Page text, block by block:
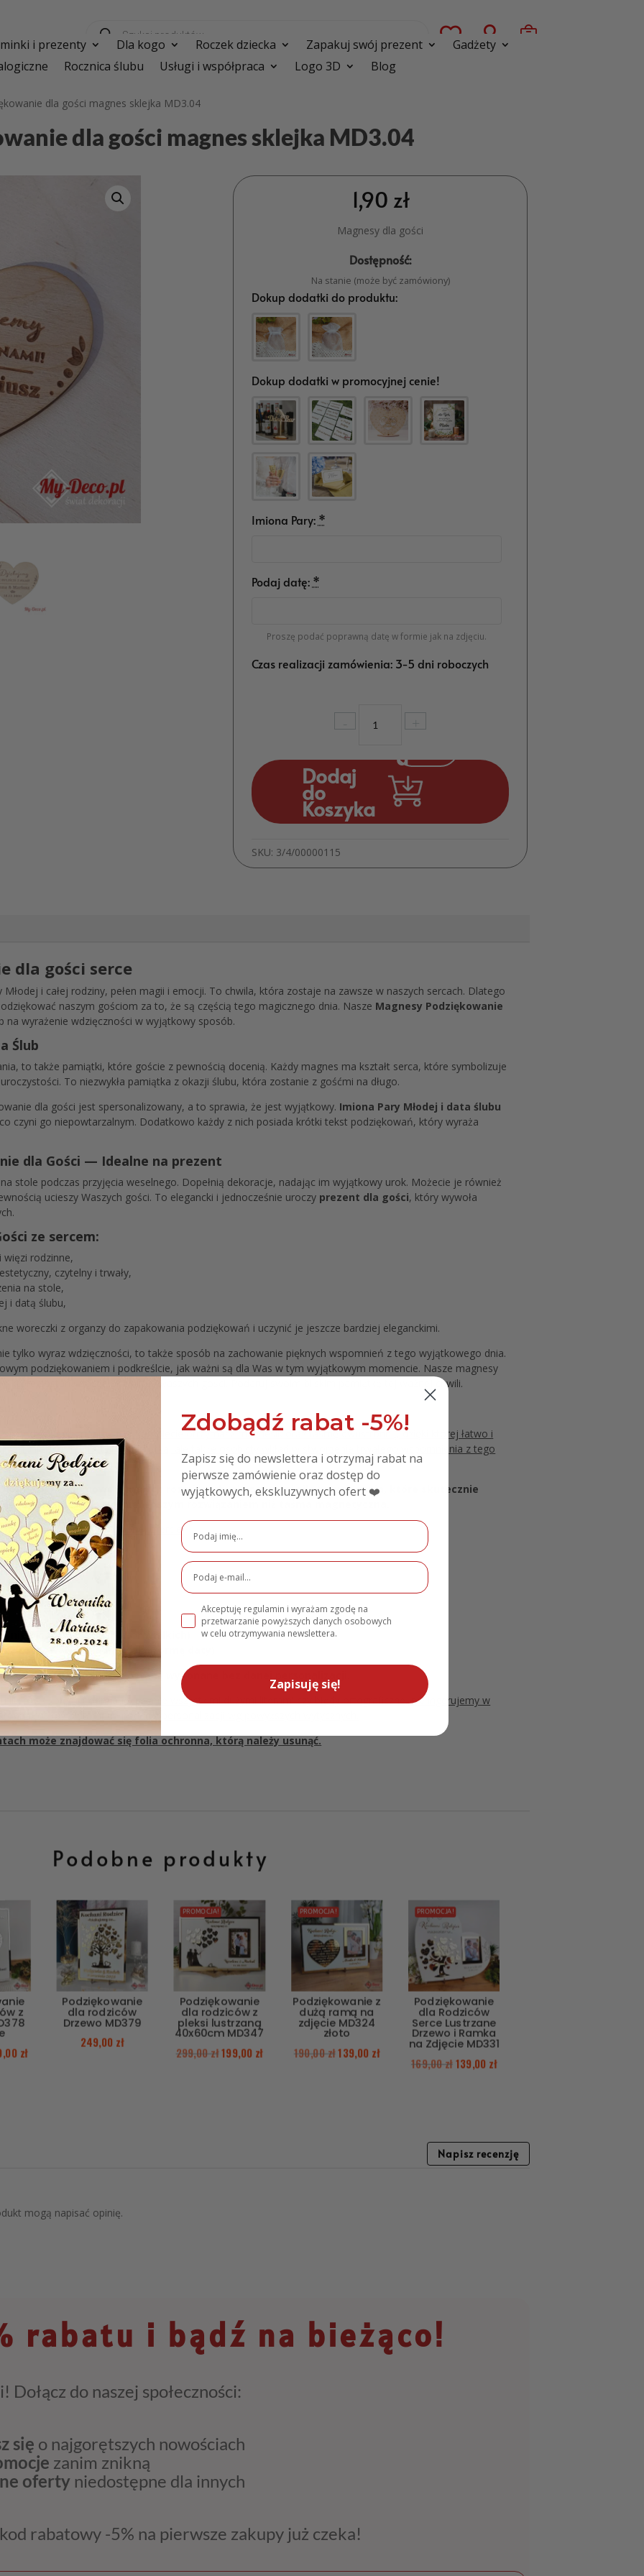
produktów   
i prezenty Dla kogo Roczek dziecka Zapakuj swój prezent
Gadżety
Rocznica ślubu Usługi i współpraca Logo 3D Blog
dla gości magnes sklejka MD3.04
dla gości magnes sklejka MD3.04
1,90 zł
Magnesy dla gości
Dostępność:
Na stanie (może być zamówiony)
Dokup dodatki do produktu:
Dokup dodatki w promocyjnej cenie!
Imiona Pary: *
Podaj datę: *
Proszę podać poprawną datę w formie jak na zdjęciu.
Czas realizacji zamówienia: 3-5 dni roboczych
-
Podziękowanie
gości
magnes
MD3.04
+
Dodaj
do
Koszyka
SKU: 3/4/00000115
dla gości serce
i całej rodziny, pełen magii i emocji. To chwila, która zostaje na zawsze w naszych sercach. Dlatego
naszym gościom za to, że są częścią tego magicznego dnia. Nasze Magnesy Podziękowanie
na wyrażenie wdzięczności w wyjątkowy sposób.
Ślub
to także pamiątki, które goście z pewnością docenią. Każdy magnes ma kształt serca, które symbolizuje
To niezwykła pamiątka z okazji ślubu, która zostanie z gośćmi na długo.
dla gości jest spersonalizowany, a to sprawia, że jest wyjątkowy. Imiona Pary Młodej i data ślubu
czyni go niepowtarzalnym. Dodatkowo każdy z nich posiada krótki tekst podziękowań, który wyraża
dla Gości — Idealne na prezent
stole podczas przyjęcia weselnego. Dopełnią dekoracje, nadając im wyjątkowy urok. Możecie je również
ucieszy Waszych gości. To elegancki i jednocześnie uroczy prezent dla gości, który wywoła
ze sercem:
więzi rodzinne,
czytelny i trwały,
na stole,
i datą ślubu,
woreczki z organzy do zapakowania podziękowań i uczynić je jeszcze bardziej eleganckimi.
tylko wyraz wdzięczności, to także sposób na zachowanie pięknych wspomnień z tego wyjątkowego dnia.
podziękowaniem i podkreślcie, jak ważni są dla Was w tym wyjątkowym momencie. Nasze magnesy
które zostaną docenione przez waszych gości. Podaruj swoim bliskim pamiątkę tej ważnej chwili.
montażu. W komplecie otrzymasz magnesik oraz taśmę dwustronną, dzięki której łatwo i
miejscu. To nie tylko pamiątka, ale także osobisty wkład w stworzenie trwałego wspomnienia z tego
neodymowe o małych rozmiarach, ale potężnej sile przyciągania, które skutecznie
estetycznie lepszym rozwiązaniem niż taśma magnetyczna.
go dokupić na osobnej ofercie.
do personalizacji:
nie pisać wszystkich liter wielkich)
zachować dokładnie taką formę daty)
z danych produkty zostaną wykonane bez danej personalizacji.
literówki, błędną odmianę, pisanie wszystkimi dużymi literami czy błędy ortograficzne, nie ingerujemy w
może znajdować się folia ochronna, którą należy usunąć.
Podobne produkty
z
zł
Podziękowanie
dla rodziców
Drzewo MD379
249,00 zł
PROMOCJA!
Podziękowanie
dla rodziców z
pleksi lustrzaną
40x60cm MD347
299,00 zł199,00 zł
PROMOCJA!
Podziękowanie z
dużą ramą na
zdjęcie MD324
złoto
190,00 zł139,00 zł
PROMOCJA!
Podziękowanie
dla Rodziców
Serce Lustrzane
Drzewo i Ramka
na Zdjęcie MD331
169,00zł139,00 zł
Napisz recenzję
mogą napisać opinię.
rabatu i bądź na bieżąco!
do naszej społeczności:
się o najgorętszych nowościach
zanim znikną
oferty niedostępne dla innych
rabatowy -5% na pierwsze zakupy już czeka!
Zdobądź rabat -5%!
Zapisz się do newslettera i otrzymaj rabat na
pierwsze zamówienie oraz dostęp do
wyjątkowych, ekskluzywnych ofert ❤️
Akceptuję regulamin i wyrażam zgodę na
przetwarzanie powyższych danych osobowych
w celu otrzymywania newslettera.
Zapisuję się!